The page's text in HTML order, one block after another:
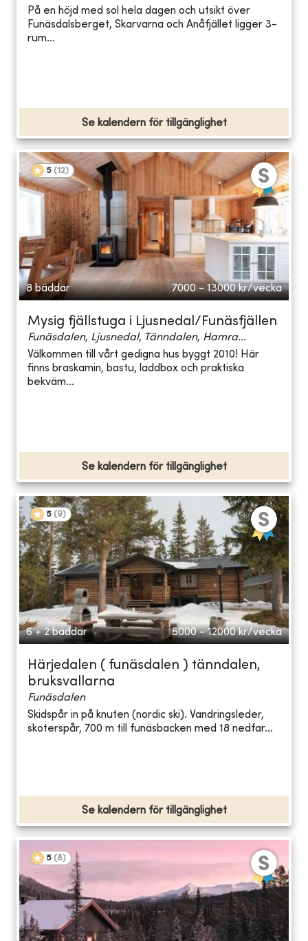
På en höjd med sol hela dagen och utsikt över
Funäsdalsberget, Skarvarna och Anåfjället ligger 3-
rum...
Se kalendern för tillgänglighet
5 (12)
8 bäddar 7000 - 13000 kr/vecka
Mysig fjällstuga i Ljusnedal/Funäsfjällen
Funäsdalen, Ljusnedal, Tänndalen, Hamra...
Välkommen till vårt gedigna hus byggt 2010! Här
finns braskamin, bastu, laddbox och praktiska
bekväm...
Se kalendern för tillgänglighet
5 (9)
6 + 2 bäddar 5000 - 12000 kr/vecka
Härjedalen ( funäsdalen ) tänndalen,
bruksvallarna
Funäsdalen
Skidspår in på knuten (nordic ski). Vandringsleder,
skoterspår, 700 m till funäsbacken med 18 nedfar...
Se kalendern för tillgänglighet
5 (8)